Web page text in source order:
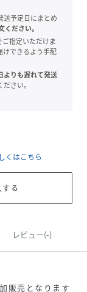
予定日にまとめ
ださい。
指定いただけま
けできるよう手配
よりも遅れて発送
さい。
くはこちら
る
レビュー(-)
販売となります